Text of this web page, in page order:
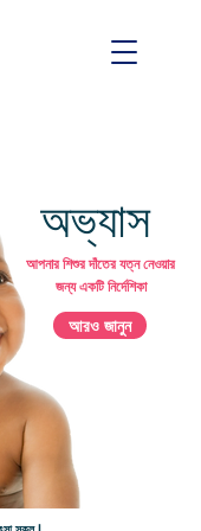
অভ্যাস
আপনার শিশুর দাঁতের যত্ন নেওয়ার
জন্য একটি নির্দেশিকা
আরও জানুন